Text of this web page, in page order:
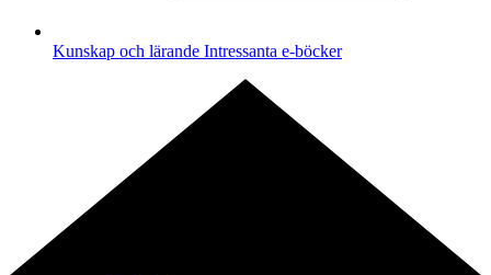
Kunskap och lärande Intressanta e-böcker